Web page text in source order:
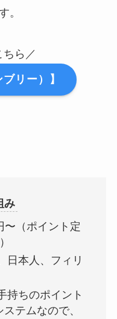
。
ちら／
リー）】
み
〜（ポイント定
日本人、フィリ
持ちのポイント
テムなので、